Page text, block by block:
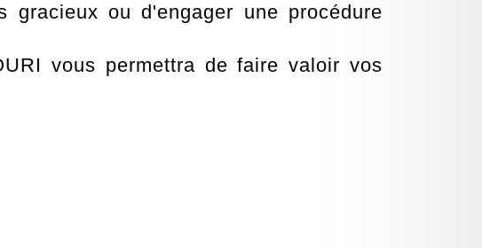
ou d'engager une procédure
vous permettra de faire valoir vos